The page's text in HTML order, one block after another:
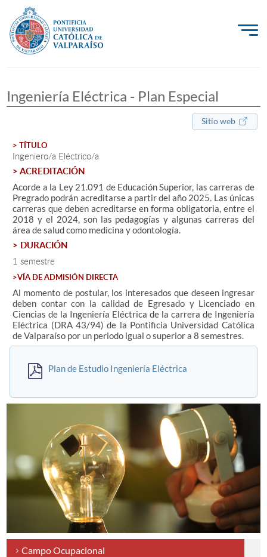
Investigación, Creación e Innovación
Vinculación con el Medio
Admisión
Pregrado
Postgrado
Formación Continua
Estudiantes
Académicos
Funcionarios
Alumni
Ingeniería Eléctrica - Plan Especial
Sitio web
> TÍTULO
Ingeniero/a Eléctrico/a
> ACREDITACIÓN
Acorde a la Ley 21.091 de Educación Superior, las carreras de
Pregrado podrán acreditarse a partir del año 2025. Las únicas
carreras que deben acreditarse en forma obligatoria, entre el
2018 y el 2024, son las pedagogías y algunas carreras del
área de salud como medicina y odontología.
> DURACIÓN
1 semestre
>VÍA DE ADMISIÓN DIRECTA
Al momento de postular, los interesados que deseen ingresar
deben contar con la calidad de Egresado y Licenciado en
Ciencias de la Ingeniería Eléctrica de la carrera de Ingeniería
Eléctrica (DRA 43/94) de la Pontificia Universidad Católica
de Valparaíso por un periodo igual o superior a 8 semestres.
Plan de Estudio Ingeniería Eléctrica
Campo Ocupacional